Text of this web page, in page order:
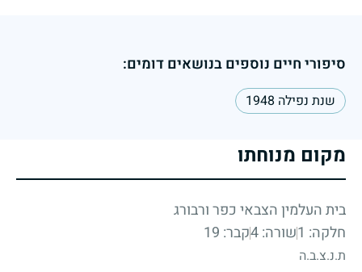
סיפורי חיים נוספים בנושאים דומים:
שנת נפילה 1948
מקום מנוחתו
בית העלמין הצבאי כפר ורבורג
חלקה: 1
שורה: 4 קבר: 19
ת.נ.צ.ב.ה